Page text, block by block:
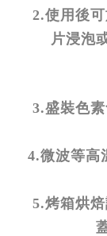
2.使用後
片浸泡
3.盛裝色
4.微波等高
5.烤箱烘